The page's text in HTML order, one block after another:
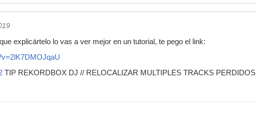
explicártelo lo vas a ver mejor en un tutorial, te pego el link:
TIP REKORDBOX DJ // RELOCALIZAR MULTIPLES TRACKS PERDIDOS